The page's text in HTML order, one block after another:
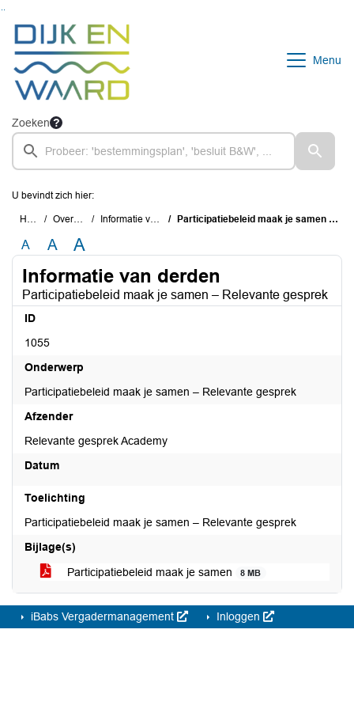
Menu
Zoeken
U bevindt zich hier:
Home Overzichten Informatie van derden Participatiebeleid maak je samen – Relevante gesprek
A A A
Informatie van derden
Participatiebeleid maak je samen – Relevante gesprek
ID
1055
Onderwerp
Participatiebeleid maak je samen – Relevante gesprek
Afzender
Relevante gesprek Academy
Datum
Toelichting
Participatiebeleid maak je samen – Relevante gesprek
Bijlage(s)
Participatiebeleid maak je samen
8 MB
iBabs Vergadermanagement Inloggen